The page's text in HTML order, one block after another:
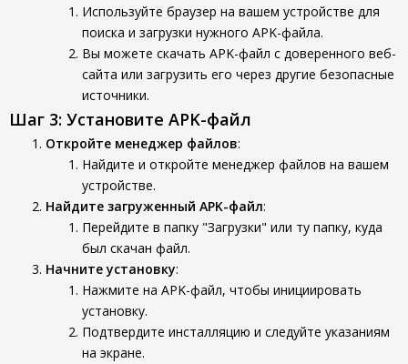
Используйте браузер на вашем устройстве для
поиска и загрузки нужного APK-файла.
Вы можете скачать APK-файл с доверенного веб-
сайта или загрузить его через другие безопасные
источники.
Шаг 3: Установите APK-файл
Откройте менеджер файлов:
Найдите и откройте менеджер файлов на вашем
устройстве.
Найдите загруженный APK-файл:
Перейдите в папку "Загрузки" или ту папку, куда
был скачан файл.
Начните установку:
Нажмите на APK-файл, чтобы инициировать
установку.
Подтвердите инсталляцию и следуйте указаниям
на экране.